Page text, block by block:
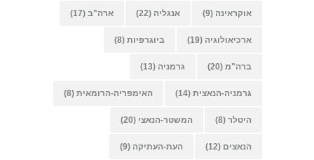
אוקראינה (9) אנגליה (22) ארה"ב (17)
ארכיאולוגיה (19) ביוגרפיות (8)
ברה"מ (20) גרמניה (13)
גרמניה-הנאצית (14) האימפריה-הרומאית (8)
היטלר (8) המשטר-הנאצי (20)
הנאצים (12) העת-העתיקה (9)